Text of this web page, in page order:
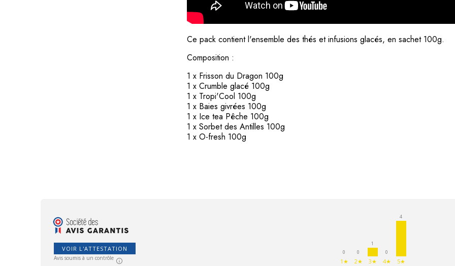
Ce pack contient l'ensemble des thés et infusions glacés, en sachet 100g.
Composition :
1 x Frisson du Dragon 100g
1 x Crumble glacé 100g
1 x Tropi'Cool 100g
1 x Baies givrées 100g
1 x Ice tea Pêche 100g
1 x Sorbet des Antilles 100g
1 x O-fresh 100g
VOIR L'ATTESTATION
Avis soumis à un contrôle
0
1★
0
2★
1
3★
0
4★
4
5★